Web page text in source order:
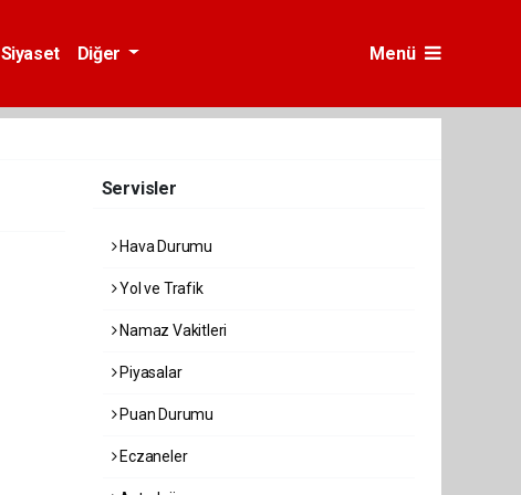
Siyaset Diğer Menü
Servisler
Hava Durumu
Yol ve Trafik
Namaz Vakitleri
Piyasalar
Puan Durumu
Eczaneler